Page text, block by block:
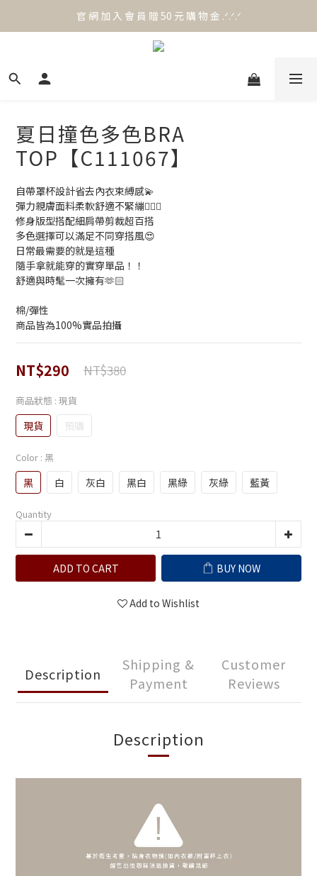
官 網 加 入 會 員 贈 50 元 購 物 金 .ᐟ.ᐟ.ᐟ
官 網 加 入 會 員 贈 50 元 購 物 金 .ᐟ.ᐟ.ᐟ
⟡.·*. 滿 NT.1000 免 運 費 ꔛ♡
夏日撞色多色BRA
TOP【C111067】
自帶罩杯設計省去內衣束縛感💫
彈力親膚面料柔軟舒適不緊繃🙆🏻‍♀️
修身版型搭配細肩帶剪裁超百搭
多色選擇可以滿足不同穿搭風😍
日常最需要的就是這種
隨手拿就能穿的實穿單品！！
舒適與時髦一次擁有🫶🏻
棉/彈性
商品皆為100%實品拍攝
NT$290 NT$380
商品狀態 : 現貨
現貨 預購
Color : 黑
黑 白 灰白 黑白 黑綠 灰綠 藍黃
Quantity
ADD TO CART BUY NOW
Add to Wishlist
Description
Shipping &
Payment
Customer
Reviews
Description